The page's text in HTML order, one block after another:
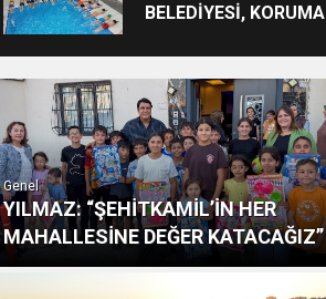
BELEDİYESİ, KORUMA
SPORLA
BULUŞTURUYOR
Genel
YILMAZ: “ŞEHİTKAMİL’İN HER
MAHALLESİNE DEĞER KATACAĞIZ”